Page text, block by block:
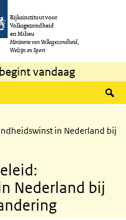
Rijksinstituut voor
Volksgezondheid
en Milieu
Ministerie van Volksgezondheid,
Welzijn en Sport
begint vandaag
in Nederland bij
Nederland bij